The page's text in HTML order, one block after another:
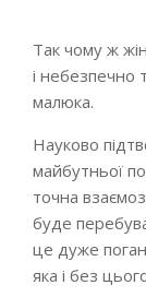
Так чому ж
і небезпечно
малюка.
Науково
майбутньої
точна
буде
це дуже
яка і без